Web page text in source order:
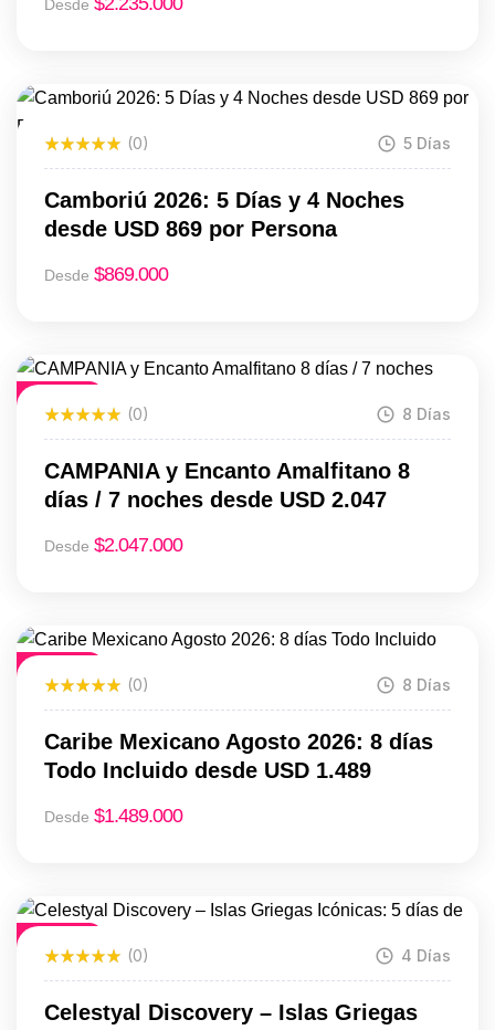
Desde
(0) 5 Días
Camboriú 2026: 5 Días y 4 Noches
desde USD 869 por Persona
Desde $869.000
Destacado
(0) 8 Días
CAMPANIA y Encanto Amalfitano 8
días / 7 noches desde USD 2.047
Desde $2.047.000
Destacado
(0) 8 Días
Caribe Mexicano Agosto 2026: 8 días
Todo Incluido desde USD 1.489
Desde $1.489.000
Destacado
(0) 4 Días
Celestyal Discovery – Islas Griegas